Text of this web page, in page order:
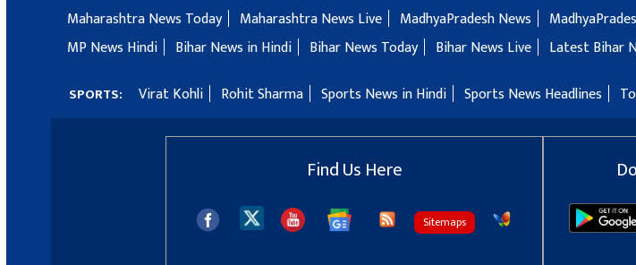
Maharashtra News Today
Maharashtra News Live MadhyaPradesh News
MP News Hindi
Bihar News in Hindi Bihar News Today Bihar News Live Latest Bihar
SPORTS: Virat Kohli Rohit Sharma Sports News in Hindi Sports News Headlines
Find Us Here
Sitemaps